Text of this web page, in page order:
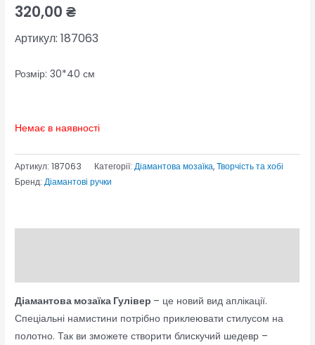
320,00₴
Артикул: 187063
Розмір: 30*40 см
Немає в наявності
Артикул:187063 Категорії:Діамантова мозаїка,Творчість та хобі
Бренд:Діамантові ручки
Діамантова мозаїка Гулівер – це новий вид аплікації.
Спеціальні намистини потрібно приклеювати стилусом на
полотно. Так ви зможете створити блискучий шедевр –